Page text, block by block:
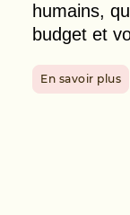
humains,
budget et
En savoir plus